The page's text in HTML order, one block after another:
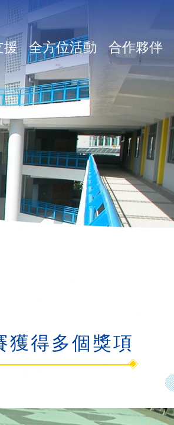
援 全方位活動 合作夥伴
獲得多個獎項